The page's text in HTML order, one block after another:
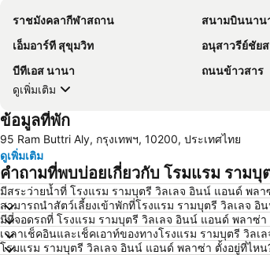
ราชมังคลากีฬาสถาน สนามบินนาน
เอ็มอาร์ที สุขุมวิท
อนุสาวรีย์ชัย
บีทีเอส นานา
ถนนข้าวสาร
ดูเพิ่มเติม
ข้อมูลที่พัก
95 Ram Buttri Aly, กรุงเทพฯ, 10200, ประเทศไทย
ดูเพิ่มเติม
คำถามที่พบบ่อยเกี่ยวกับ โรมแรม ราม
มีสระว่ายน้ำที่ โรงแรม รามบุตรี วิลเลจ อินน์ แอนด์ พลา
สามารถนำสัตว์เลี้ยงเข้าพักที่โรงแรม รามบุตรี วิลเลจ
มีที่จอดรถที่ โรงแรม รามบุตรี วิลเลจ อินน์ แอนด์ พลาซ่า
เวลาเช็คอินและเช็คเอาท์ของทางโรงแรม รามบุตรี วิล
โรมแรม รามบุตรี วิลเลจ อินน์ แอนด์ พลาซ่า ตั้งอยู่ที่ไหน